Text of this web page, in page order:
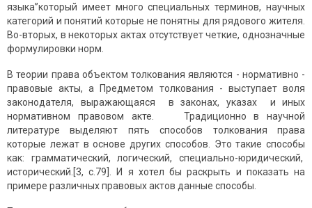
языка”который имеет много специальных терминов, научных
категорий и понятий которые не понятны для рядового жителя.
Во-вторых, в некоторых актах отсутствует четкие, однозначные
формулировки норм.
В теории права объектом толкования являются - нормативно -
правовые акты, а Предметом толкования - выступает воля
законодателя, выражающаяся в законах, указах и иных
нормативном правовом акте. Традиционно в научной
литературе выделяют пять способов толкования права
которые лежат в основе других способов. Это такие способы
как: грамматический, логический, специально-юридический,
исторический.[3, c.79]. И я хотел бы раскрыть и показать на
примере различных правовых актов данные способы.